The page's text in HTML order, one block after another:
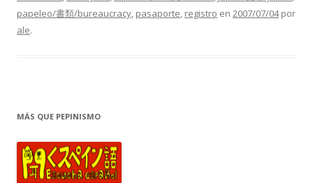
papeleo/書類/bureaucracy, pasaporte, registro en 2007/07/04por
ale.
MÁS QUE PEPINISMO